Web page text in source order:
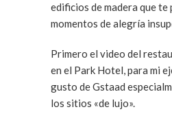
edificios de madera que te
momentos de alegría
Primero el video del
en el Park Hotel, para mi
gusto de Gstaad
los sitios «de lujo».